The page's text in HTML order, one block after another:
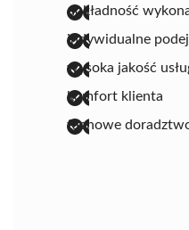
dokładność
indywidualne
wysoka jakość
komfort klienta
fachowe